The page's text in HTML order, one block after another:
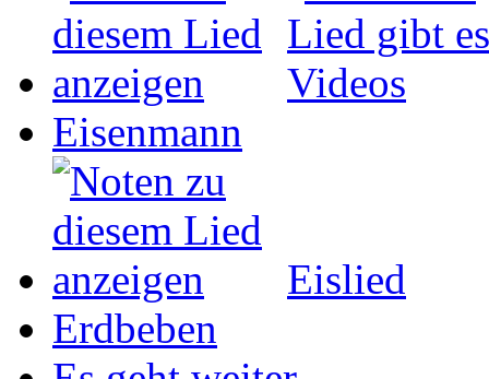
Eisenmann
Eislied
Erdbeben